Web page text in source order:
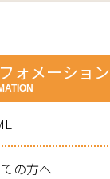
ォメーション
の方へ